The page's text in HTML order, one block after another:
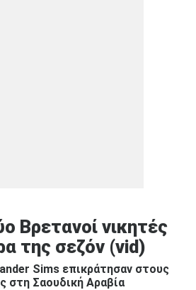
Βρετανοί νικητές
της σεζόν (vid)
Sims επικράτησαν στους
στη Σαουδική Αραβία